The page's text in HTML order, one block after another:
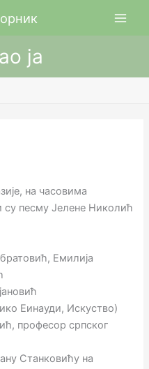
ја
на часовима
су песму Јелене Николић
Емилија
Еинауди, Искуство)
професор српског
Станковићу на